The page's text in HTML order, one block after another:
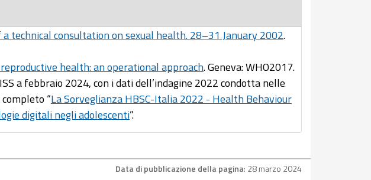
technical consultation on sexual health. 28–31 January 2002.
health: an operational approach. Geneva: WHO2017.
a febbraio 2024, con i dati dell’indagine 2022 condotta nelle
“La Sorveglianza HBSC-Italia 2022 - Health Behaviour
digitali negli adolescenti”.
Data di pubblicazione della pagina: 28 marzo 2024